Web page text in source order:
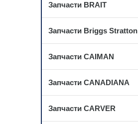
Запчасти BRAIT
Запчасти Briggs Stratton
Запчасти CAIMAN
Запчасти CANADIANA
Запчасти CARVER